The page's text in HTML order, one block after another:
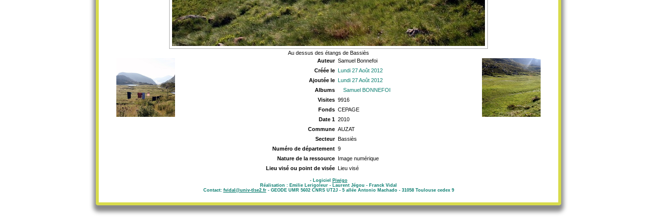
Au dessus des étangs de Bassiès
Auteur Samuel Bonnefoi
Créée le Lundi 27 Août 2012
Ajoutée le Lundi 27 Août 2012
Albums
Samuel BONNEFOI
Visites 9916
Fonds CEPAGE
Date 1 2010
Commune AUZAT
Secteur Bassiès
Numéro de département 9
Nature de la ressource Image numérique
Lieu visé ou point de visée Lieu visé
- Logiciel
Piwigo
Réalisation : Emilie Lerigoleur - Laurent Jégou - Franck Vidal
Contact: fvidal@univ-tlse2.fr- GEODE UMR 5602 CNRS UT2J - 5 allée Antonio Machado - 31058 Toulouse cedex 9